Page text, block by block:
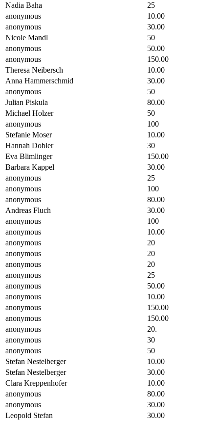
Nadia Baha
25
anonymous
10.00
anonymous
30.00
Nicole Mandl
50
anonymous
50.00
anonymous
150.00
Theresa Neibersch
10.00
Anna Hammerschmid
30.00
anonymous
50
Julian Piskula
80.00
Michael Holzer
50
anonymous
100
Stefanie Moser
10.00
Hannah Dobler
30
Eva Blimlinger
150.00
Barbara Kappel
30.00
anonymous
25
anonymous
100
anonymous
80.00
Andreas Fluch
30.00
anonymous
100
anonymous
10.00
anonymous
20
anonymous
20
anonymous
20
anonymous
25
anonymous
50.00
anonymous
10.00
anonymous
150.00
anonymous
150.00
anonymous
20.
anonymous
30
anonymous
50
Stefan Nestelberger
10.00
Stefan Nestelberger
30.00
Clara Kreppenhofer
10.00
anonymous
80.00
anonymous
30.00
Leopold Stefan
30.00